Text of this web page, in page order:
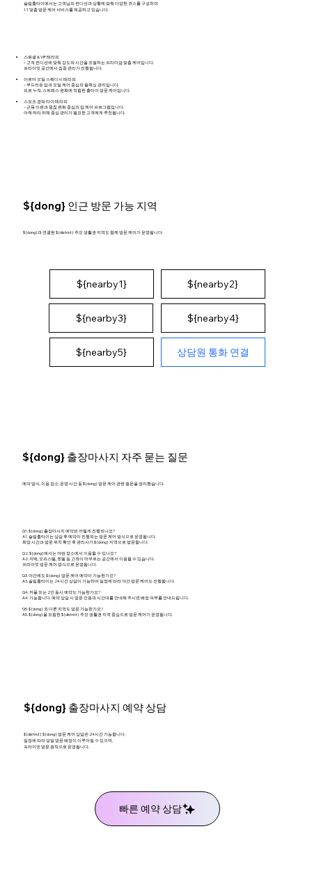
슬림홈타이에서는 고객님의 컨디션과 상황에 맞춰 다양한 코스를 구성하여
1:1 맞춤 방문 케어 서비스를 제공하고 있습니다.
스페셜 & VIP 테라피
– 고객 컨디션에 맞춰 강도와 시간을 조절하는 프리미엄 맞춤 케어입니다.
프라이빗 공간에서 집중 관리가 진행됩니다.
아로마 오일 스웨디시 테라피
– 부드러운 압과 오일 케어 중심의 릴렉싱 관리입니다.
피로 누적, 스트레스 완화에 적합한 홈타이 방문 케어입니다.
스포츠 경락 타이 테라피
– 근육 이완과 뭉침 완화 중심의 압 케어 프로그램입니다.
어깨·허리·하체 중심 관리가 필요한 고객에게 추천됩니다.
${dong} 인근 방문 가능 지역
${dong}과 연결된 ${district} 주요 생활권 지역도 함께 방문 케어가 운영됩니다.
${nearby1} ${nearby2}
${nearby3} ${nearby4}
${nearby5} 상담원 통화 연결
${dong} 출장마사지 자주 묻는 질문
예약 방식, 이용 장소, 운영 시간 등 ${dong} 방문 케어 관련 질문을 정리했습니다.
Q1. ${dong} 출장마사지 예약은 어떻게 진행되나요?
A1. 슬림홈타이는 상담 후 예약이 진행되는 방문 케어 방식으로 운영됩니다.
희망 시간과 방문 위치 확인 후 관리사가 ${dong} 지역으로 방문합니다.
Q2. ${dong}에서는 어떤 장소에서 이용할 수 있나요?
A2. 자택, 오피스텔, 호텔 등 고객이 머무르는 공간에서 이용할 수 있습니다.
프라이빗 방문 케어 방식으로 운영됩니다.
Q3. 야간에도 ${dong} 방문 케어 예약이 가능한가요?
A3. 슬림홈타이는 24시간 상담이 가능하며 일정에 따라 야간 방문 케어도 진행됩니다.
Q4. 커플 또는 2인 동시 예약도 가능한가요?
A4. 가능합니다. 예약 상담 시 방문 인원과 시간대를 안내해 주시면 배정 여부를 안내드립니다.
Q5. ${dong} 외 다른 지역도 방문 가능한가요?
A5. ${dong}을 포함한 ${district} 주요 생활권 지역 중심으로 방문 케어가 운영됩니다.
${dong} 출장마사지 예약 상담
${district} ${dong} 방문 케어 상담은 24시간 가능합니다.
일정에 따라 당일 방문 배정이 이루어질 수 있으며,
프라이빗 방문 원칙으로 운영됩니다.
빠른 예약 상담